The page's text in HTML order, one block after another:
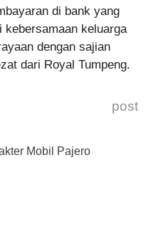
di bank yang
keluarga
dengan sajian
dari Royal Tumpeng.
post
Mobil Pajero